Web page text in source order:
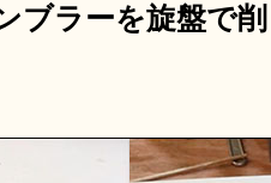
ブラーを旋盤で